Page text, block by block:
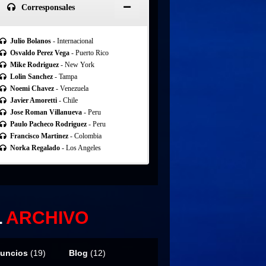
Corresponsales
Julio Bolanos - Internacional
Osvaldo Perez Vega - Puerto Rico
Mike Rodriguez - New York
Lolin Sanchez - Tampa
Noemi Chavez - Venezuela
Javier Amoretti - Chile
Jose Roman Villanueva - Peru
Paulo Pacheco Rodriguez - Peru
Francisco Martinez - Colombia
Norka Regalado - Los Angeles
ARCHIVO
(19) Blog (12)